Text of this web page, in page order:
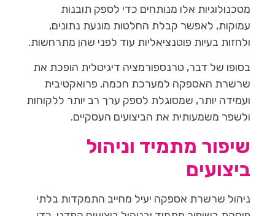
מטכנולוגיות אלו מנותחים כדי לספק תובנות
עמוקות, לאפשר קבלת החלטות מונעת נתונים,
ולחזות בעיות פוטנציאליות עוד לפני שהן מתרחשות.
בסופו של דבר, טרנספורמציה דיגיטלית הופכת את
שרשרת האספקה למערכת חכמה, פרואקטיבית
ועמידה יותר, שמסוגלת לספק ערך רב יותר ללקוחות
ולשפר משמעותית את הביצועים העסקיים.
שיפור מתמיד וניהול
ביצועים
ניהול שרשרת אספקה יעיל מחייב התמקדות בלתי